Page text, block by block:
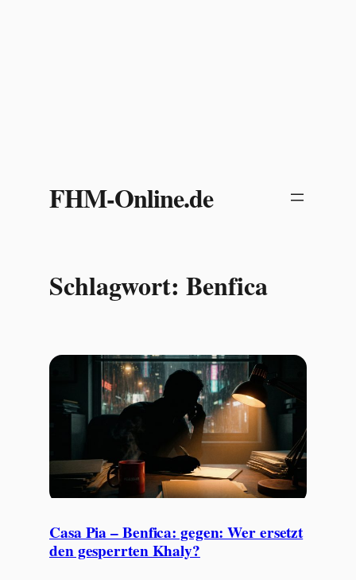
springenFHM-Online.de
Schlagwort: Benfica
Casa Pia – Benfica: gegen: Wer ersetzt
den gesperrten Khaly?